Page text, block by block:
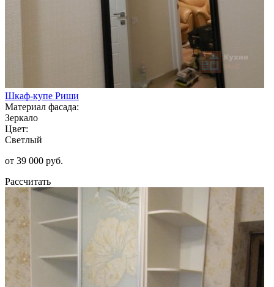
Шкаф-купе Риши
Материал фасада:
Зеркало
Цвет:
Светлый
от 39 000 руб.
Рассчитать